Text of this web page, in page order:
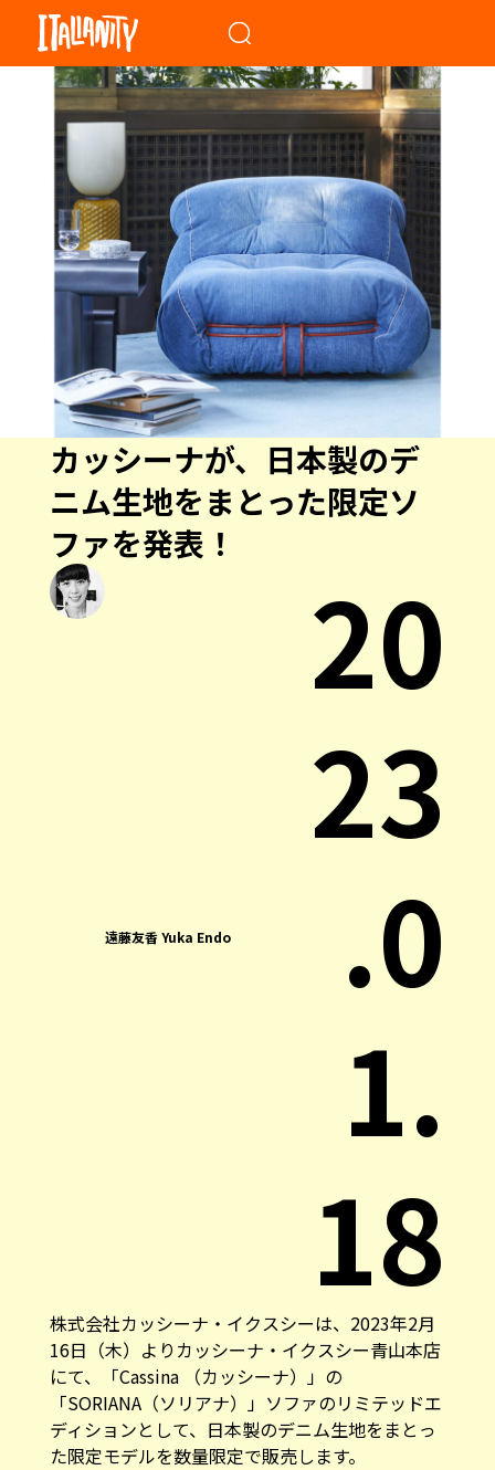
カッシーナが、日本製のデ
ニム生地をまとった限定ソ
ファを発表！
遠藤友香 Yuka Endo
20
23
.0
1.
18
株式会社カッシーナ・イクスシーは、2023年2月
16日（木）よりカッシーナ・イクスシー青山本店
にて、「Cassina （カッシーナ）」の
「SORIANA（ソリアナ）」ソファのリミテッドエ
ディションとして、日本製のデニム生地をまとっ
た限定モデルを数量限定で販売します。